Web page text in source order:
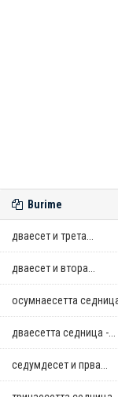
Burime
дваесет и трета...
дваесет и втора...
осумнaесетта
дваесетта седница -...
седумдесет и прва...